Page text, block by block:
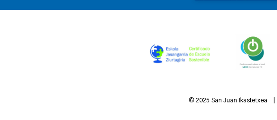
© 2025 San Juan Ikastetxea |